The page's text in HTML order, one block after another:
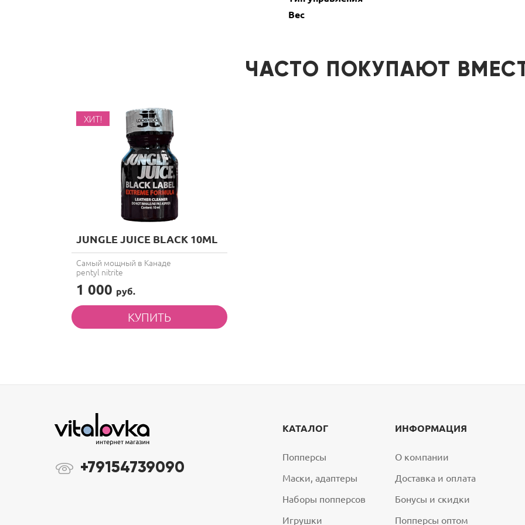
Вес
ЧАСТО ПОКУПАЮТ
ХИТ!
JUNGLE JUICE BLACK 10ML
Самый мощный в Канаде
pentyl nitrite
1 000 руб.
+79154739090
КАТАЛОГ
Попперсы
Маски, адаптеры
Наборы попперсов
Игрушки
ИНФОРМАЦИЯ
О компании
Доставка и оплата
Бонусы и скидки
Попперсы оптом